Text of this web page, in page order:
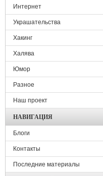
Интернет
Украшательства
Хакинг
Халява
Юмор
Разное
Наш проект
НАВИГАЦИЯ
Блоги
Контакты
Последние материалы